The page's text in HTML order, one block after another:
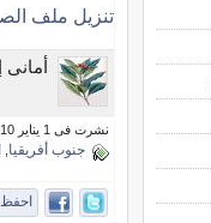
تنزيل ملف
نشرت فى 1 يناير 2010 بواسطة
جنوب أفريقيا
احفظ